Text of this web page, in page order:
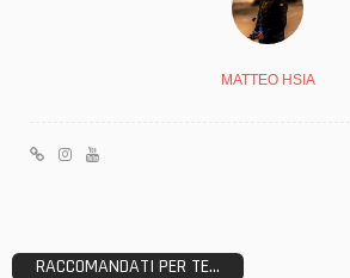
MATTEO HSIA
RACCOMANDATI PER TE...